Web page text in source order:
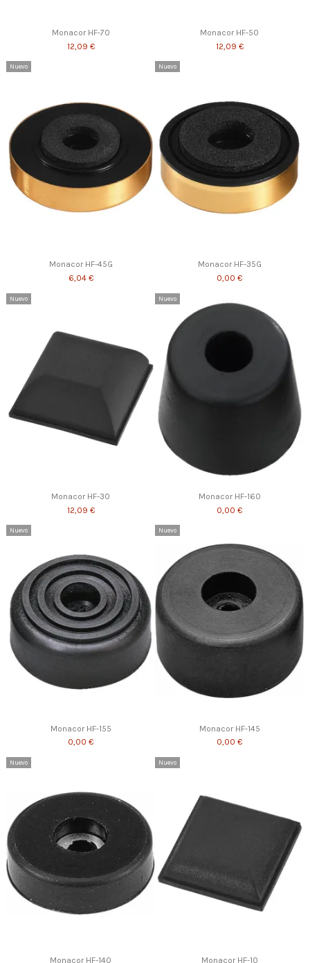
Monacor HF-70
12,09 €
Monacor HF-50
12,09 €
Nuevo
Monacor HF-45G
6,04 €
Nuevo
Monacor HF-35G
0,00 €
Nuevo
Monacor HF-30
12,09 €
Nuevo
Monacor HF-160
0,00 €
Nuevo
Monacor HF-155
0,00 €
Nuevo
Monacor HF-145
0,00 €
Nuevo
Monacor HF-140
Nuevo
Monacor HF-10